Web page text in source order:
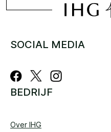
SOCIAL MEDIA
BEDRIJF
Over IHG